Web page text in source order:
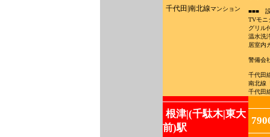
千代田|南北線マンション
■■■
TVモニ
グリル
温水洗
居室内
警備会
千代田
南北線
千代田
根津|(千駄木|東大
前)駅